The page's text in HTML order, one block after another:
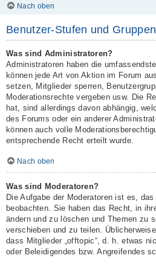
Nach oben
Benutzer-Stufen und Gruppen
Was sind Administratoren?
Administratoren haben die
können jede Art von Aktion im Forum
setzen, Mitglieder sperren,
Moderationsrechte vergeben usw. Die
hat, sind allerdings davon abhängig,
des Forums oder ein anderer
können auch volle
entsprechende Recht erteilt wurde.
Nach oben
Was sind Moderatoren?
Die Aufgabe der Moderatoren ist es,
beobachten. Sie haben das Recht, in
ändern und zu löschen und Themen zu
verschieben und zu teilen.
dass Mitglieder „offtopic“, d. h. etwas
oder Beleidigendes bzw. Angreifendes